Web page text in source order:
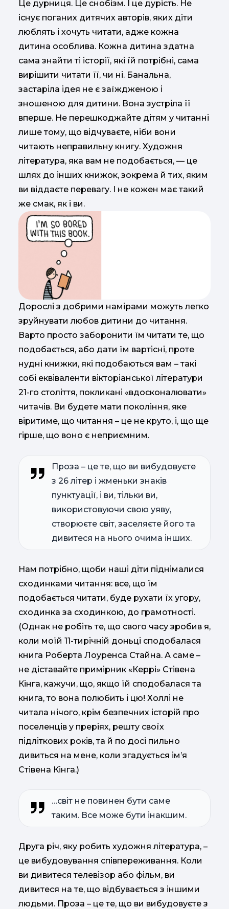
Це дурниця. Це снобізм. І це дурість. Не
існує поганих дитячих авторів, яких діти
люблять і хочуть читати, адже кожна
дитина особлива. Кожна дитина здатна
сама знайти ті історії, які їй потрібні, сама
вирішити читати її, чи ні. Банальна,
застаріла ідея не є заїждженою і
зношеною для дитини. Вона зустріла її
вперше. Не перешкоджайте дітям у читанні
лише тому, що відчуваєте, ніби вони
читають неправильну книгу. Художня
література, яка вам не подобається, — це
шлях до інших книжок, зокрема й тих, яким
ви віддаєте перевагу. І не кожен має такий
же смак, як і ви.
Дорослі з добрими намірами можуть легко
зруйнувати любов дитини до читання.
Варто просто заборонити їм читати те, що
подобається, або дати їм вартісні, проте
нудні книжки, які подобаються вам – такі
собі еквіваленти вікторіанської літератури
21-го століття, покликані «вдосконалювати»
читачів. Ви будете мати покоління, яке
віритиме, що читання – це не круто, і, що ще
гірше, що воно є неприємним.
Проза – це те, що ви вибудовуєте
з 26 літер і жменьки знаків
пунктуації, і ви, тільки ви,
використовуючи свою уяву,
створюєте світ, заселяєте його та
дивитеся на нього очима інших.
Нам потрібно, щоби наші діти піднімалися
сходинками читання: все, що їм
подобається читати, буде рухати їх угору,
сходинка за сходинкою, до грамотності.
(Однак не робіть те, що свого часу зробив я,
коли моїй 11-тирічній доньці сподобалася
книга Роберта Лоуренса Стайна. А саме –
не діставайте примірник «Керрі» Стівена
Кінга, кажучи, що, якщо їй сподобалася та
книга, то вона полюбить і цю! Холлі не
читала нічого, крім безпечних історій про
поселенців у преріях, решту своїх
підліткових років, та й по досі пильно
дивиться на мене, коли згадується ім’я
Стівена Кінга.)
…світ не повинен бути саме
таким. Все може бути інакшим.
Друга річ, яку робить художня література, –
це вибудовування співпереживання. Коли
ви дивитеся телевізор або фільм, ви
дивитеся на те, що відбувається з іншими
людьми. Проза – це те, що ви вибудовуєте з